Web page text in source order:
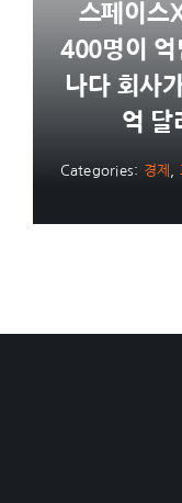
스페이스
400명이 억
나다 회사
억 달
Categories: 경제